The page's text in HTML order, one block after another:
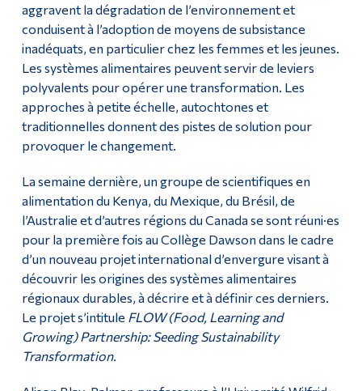
aggravent la dégradation de l’environnement et
conduisent à l’adoption de moyens de subsistance
inadéquats, en particulier chez les femmes et les jeunes.
Les systèmes alimentaires peuvent servir de leviers
polyvalents pour opérer une transformation. Les
approches à petite échelle, autochtones et
traditionnelles donnent des pistes de solution pour
provoquer le changement.
La semaine dernière, un groupe de scientifiques en
alimentation du Kenya, du Mexique, du Brésil, de
l’Australie et d’autres régions du Canada se sont réuni·es
pour la première fois au Collège Dawson dans le cadre
d’un nouveau projet international d’envergure visant à
découvrir les origines des systèmes alimentaires
régionaux durables, à décrire et à définir ces derniers.
Le projet s’intitule FLOW (Food, Learning and
Growing) Partnership: Seeding Sustainability
Transformation.